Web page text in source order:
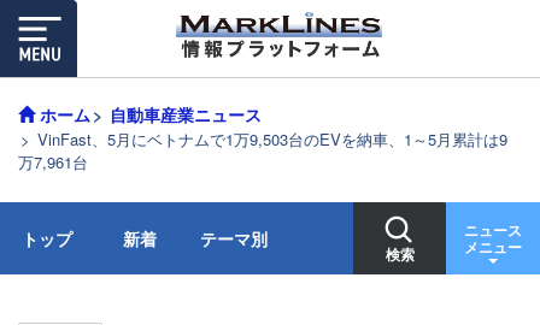
ホーム 自動車産業ニュース
VinFast、5月にベトナムで1万9,503台のEVを納車、1～5月累計は9
万7,961台
トップ 新着 テーマ別
検索
ニュース
メニュー